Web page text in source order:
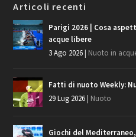
Articoli recenti
Parigi 2026 | Cosa
acque libere
3 Ago 2026 Nuoto in
Fatti di nuoto Weekly:
29 Lug 2026 Nuoto
Giochi del